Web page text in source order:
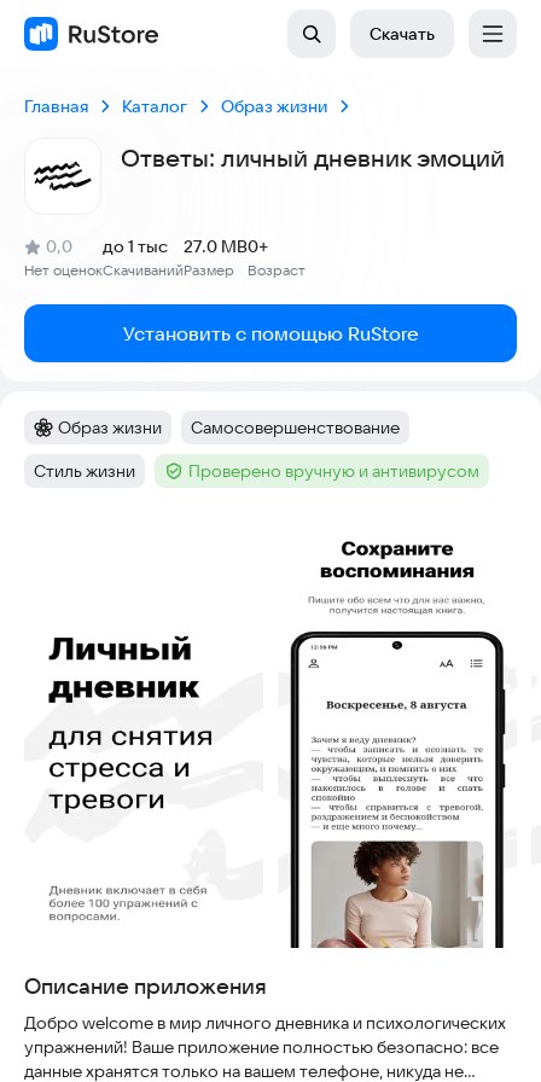
Скачать
Главная Каталог Образ жизни
Ответы: личный дневник эмоций
Рейтинг:
0,0
(
Нет оценок
)
Скачиваний
до 1 тыс
Размер
27.0 MB
Возраст
0+
Установить с помощью RuStore
Категория:
Образ жизни Тег:
Самосовершенствование
Тег:
Стиль жизни Тег :Проверено вручную и антивирусом
Описание приложения
Добро welcome в мир личного дневника и психологических
упражнений! Ваше приложение полностью безопасно: все
данные хранятся только на вашем телефоне, никуда не